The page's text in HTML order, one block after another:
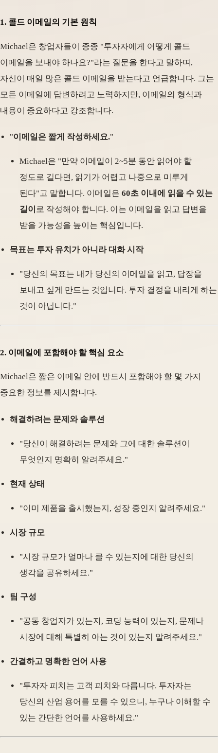
1. 콜드 이메일의 기본 원칙
Michael은 창업자들이 종종 "투자자에게 어떻게 콜드
이메일을 보내야 하나요?"라는 질문을 한다고 말하며,
자신이 매일 많은 콜드 이메일을 받는다고 언급합니다. 그는
모든 이메일에 답변하려고 노력하지만, 이메일의 형식과
내용이 중요하다고 강조합니다.
"이메일은 짧게 작성하세요."
Michael은 "만약 이메일이 2~5분 동안 읽어야 할
정도로 길다면, 읽기가 어렵고 나중으로 미루게
된다"고 말합니다. 이메일은 60초 이내에 읽을 수 있는
길이 로 작성해야 합니다. 이는 이메일을 읽고 답변을
받을 가능성을 높이는 핵심입니다.
목표는 투자 유치가 아니라 대화 시작
"당신의 목표는 내가 당신의 이메일을 읽고, 답장을
보내고 싶게 만드는 것입니다. 투자 결정을 내리게 하는
것이 아닙니다."
2. 이메일에 포함해야 할 핵심 요소
Michael은 짧은 이메일 안에 반드시 포함해야 할 몇 가지
중요한 정보를 제시합니다.
해결하려는 문제와 솔루션
"당신이 해결하려는 문제와 그에 대한 솔루션이
무엇인지 명확히 알려주세요."
현재 상태
"이미 제품을 출시했는지, 성장 중인지 알려주세요."
시장 규모
"시장 규모가 얼마나 클 수 있는지에 대한 당신의
생각을 공유하세요."
팀 구성
"공동 창업자가 있는지, 코딩 능력이 있는지, 문제나
시장에 대해 특별히 아는 것이 있는지 알려주세요."
간결하고 명확한 언어 사용
"투자자 피치는 고객 피치와 다릅니다. 투자자는
당신의 산업 용어를 모를 수 있으니, 누구나 이해할 수
있는 간단한 언어를 사용하세요."